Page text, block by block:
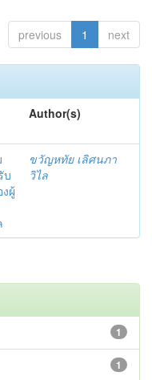
previous 1 next
Author(s)
บ
ผู้
ขวัญหทัย เลิศนภา
วิไล
1
1